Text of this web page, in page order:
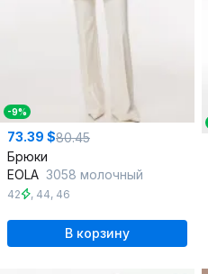
-9%
73.39 $80.45
Брюки
EOLA 3058 молочный
42 , 44, 46
В корзину